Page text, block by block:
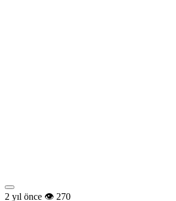
2 yıl önce 270